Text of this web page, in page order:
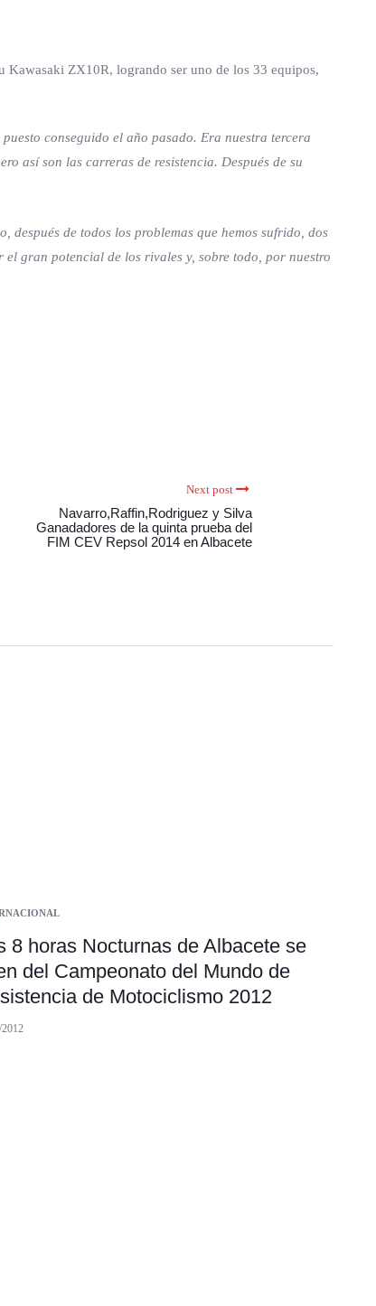
Kawasaki ZX10R, logrando ser uno de los 33 equipos,
conseguido el año pasado. Era nuestra tercera
así son las carreras de resistencia. Después de su
después de todos los problemas que hemos sufrido, dos
gran potencial de los rivales y, sobre todo, por nuestro
Next post
Navarro,Raffin,Rodriguez y Silva
Ganadadores de la quinta prueba del
FIM CEV Repsol 2014 en Albacete
8 horas Nocturnas de Albacete se
del Campeonato del Mundo de
de Motociclismo 2012
2012